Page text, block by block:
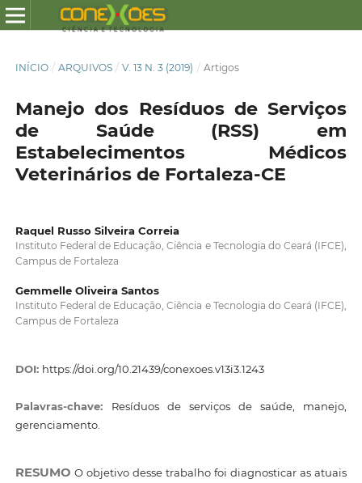
INÍCIO / ARQUIVOS / V. 13 N. 3 (2019) / Artigos
Manejo dos Resíduos de Serviços
de Saúde (RSS) em
Estabelecimentos Médicos
Veterinários de Fortaleza-CE
Raquel Russo Silveira Correia
Instituto Federal de Educação, Ciência e Tecnologia do Ceará (IFCE),
Campus de Fortaleza
Gemmelle Oliveira Santos
Instituto Federal de Educação, Ciência e Tecnologia do Ceará (IFCE),
Campus de Fortaleza
DOI: https://doi.org/10.21439/conexoes.v13i3.1243
Palavras-chave: Resíduos de serviços de saúde, manejo,
gerenciamento.
RESUMO O objetivo desse trabalho foi diagnosticar as atuais